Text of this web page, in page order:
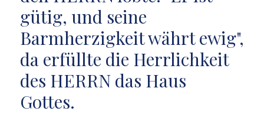
gütig, und seine
Barmherzigkeit währt ewig",
da erfüllte die Herrlichkeit
des HERRN das Haus
Gottes.